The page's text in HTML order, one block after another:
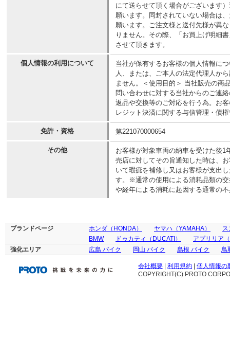
にて送らせて頂く場合がございます
願います。同封されていない場合は
願います。ご注文様と送付先様が異
りません。その際、「お買上げ明細
させて頂きます。
個人情報の利用について
当社が保有するお客様の個人情報に
人、または、ご本人の法定代理人か
ません。＜使用目的＞ 当社販売の商
問い合わせに対する当社からのご連
返品や交換等のご対応を行う為。お
レジット決済に関する与信管理・債
免許・資格 第221070000654
その他
お客様が対象車両の納車を受けた後
売店に対してその旨通知した時は、
いて瑕疵を補修し又はお客様が支出
す。※通常の使用による消耗品類の
や経年による消耗に起因する通常の
ブランドページ ホンダ（HONDA） ヤマハ（YAMAHA）
ス
BMW
ドゥカティ（DUCATI）
アプリリア
強化エリア
広島 バイク 岡山 バイク 島根 バイク 鳥
会社概要 利用規約
個人情報の
COPYRIGHT(C) PROTO